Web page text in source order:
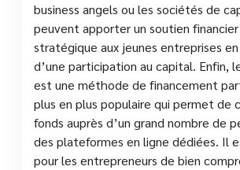
business angels ou les sociétés de
peuvent apporter un soutien
stratégique aux jeunes entreprises
d’une participation au capital. Enfin,
est une méthode de financement
plus en plus populaire qui permet de
fonds auprès d’un grand nombre de
des plateformes en ligne dédiées. Il
pour les entrepreneurs de bien